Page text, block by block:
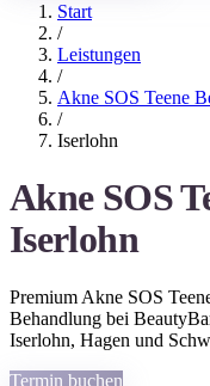
Start
/
Leistungen
/
Akne SOS Teene
/
Iserlohn
Akne SOS
Iserlohn
Premium Akne SOS
Behandlung bei
Iserlohn, Hagen und
Termin buchen